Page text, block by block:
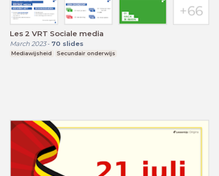
Les 2 VRT Sociale media
March 2023- 70 slides
Mediawijsheid Secundair onderwijs